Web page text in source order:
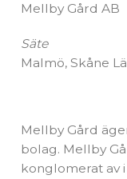
Mellby Gård AB
Säte
Malmö, Skåne
Mellby Gård
bolag. Mellby
konglomerat av